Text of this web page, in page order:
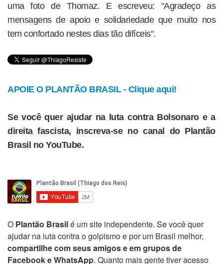
uma foto de Thomaz. E escreveu: "Agradeço as
mensagens de apoio e solidariedade que muito nos
tem confortado nestes dias tão difíceis".
APOIE O PLANTÃO BRASIL - Clique aqui!
Se você quer ajudar na luta contra Bolsonaro e a
direita fascista, inscreva-se no canal do Plantão
Brasil no YouTube.
O Plantão Brasilé um site independente. Se você quer
ajudar na luta contra o golpismo e por um Brasil melhor,
compartilhe com seus amigos e em grupos de
Facebook e WhatsApp. Quanto mais gente tiver acesso